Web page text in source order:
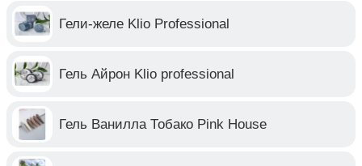
Гели-желе Klio Professional
Гель Айрон Klio professional
Гель Ванилла Тобако Pink House